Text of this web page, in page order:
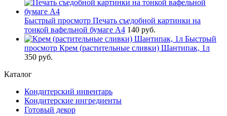
Быстрый просмотр Печать съедобной картинки на
тонкой вафельной бумаге А4 140 руб.
Быстрый
просмотр Крем (растительные сливки) Шантипак, 1л
350 руб.
Каталог
Кондитерский инвентарь
Кондитерские ингредиенты
Готовый декор